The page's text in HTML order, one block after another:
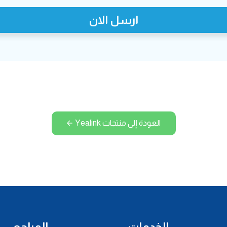
ارسل الان
العودة إلى منتجات Yealink